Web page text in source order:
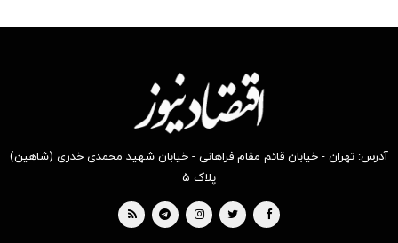
آدرس: تهران - خیابان قائم مقام فراهانی - خیابان شهید محمدی خدری (شاهین)
پلاک ۵